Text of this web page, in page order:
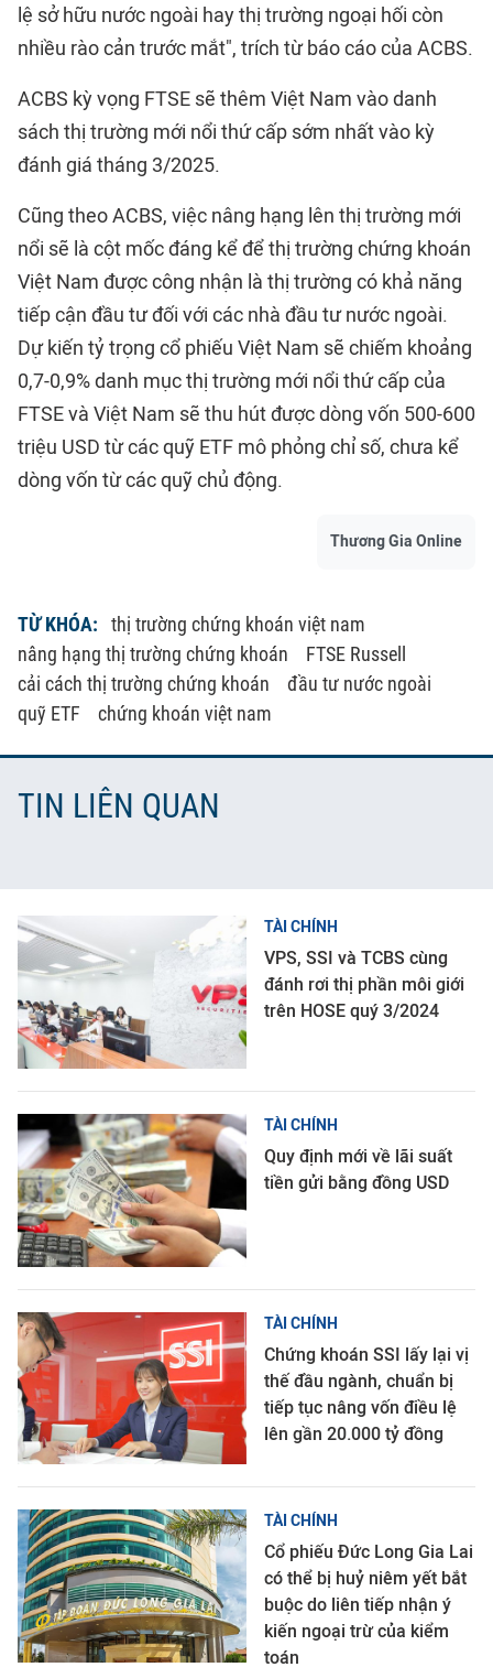
lệ sở hữu nước ngoài hay thị trường ngoại hối còn
nhiều rào cản trước mắt", trích từ báo cáo của ACBS.
ACBS kỳ vọng FTSE sẽ thêm Việt Nam vào danh
sách thị trường mới nổi thứ cấp sớm nhất vào kỳ
đánh giá tháng 3/2025.
Cũng theo ACBS, việc nâng hạng lên thị trường mới
nổi sẽ là cột mốc đáng kể để thị trường chứng khoán
Việt Nam được công nhận là thị trường có khả năng
tiếp cận đầu tư đối với các nhà đầu tư nước ngoài.
Dự kiến tỷ trọng cổ phiếu Việt Nam sẽ chiếm khoảng
0,7-0,9% danh mục thị trường mới nổi thứ cấp của
FTSE và Việt Nam sẽ thu hút được dòng vốn 500-600
triệu USD từ các quỹ ETF mô phỏng chỉ số, chưa kể
dòng vốn từ các quỹ chủ động.
Thương Gia Online
TỪ KHÓA:
thị trường chứng khoán việt nam
nâng hạng thị trường chứng khoán
FTSE Russell
cải cách thị trường chứng khoán
đầu tư nước ngoài
quỹ ETF
chứng khoán việt nam
TIN LIÊN QUAN
TÀI CHÍNH
VPS, SSI và TCBS cùng
đánh rơi thị phần môi giới
trên HOSE quý 3/2024
TÀI CHÍNH
Quy định mới về lãi suất
tiền gửi bằng đồng USD
TÀI CHÍNH
Chứng khoán SSI lấy lại vị
thế đầu ngành, chuẩn bị
tiếp tục nâng vốn điều lệ
lên gần 20.000 tỷ đồng
TÀI CHÍNH
Cổ phiếu Đức Long Gia Lai
có thể bị huỷ niêm yết bắt
buộc do liên tiếp nhận ý
kiến ngoại trừ của kiểm
toán